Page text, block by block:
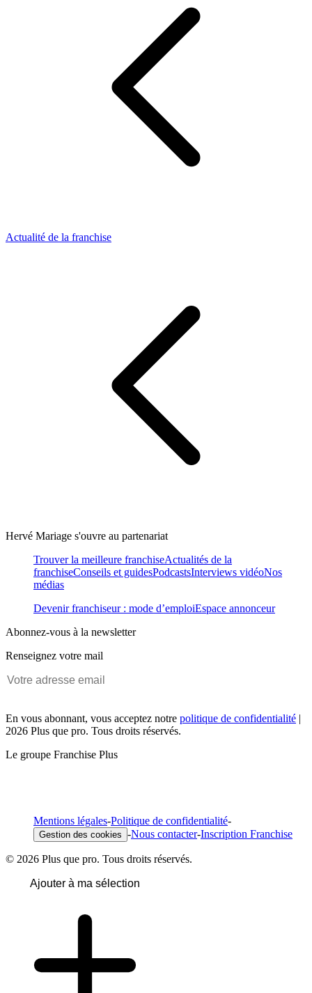
Actualité de la franchise
Hervé Mariage s'ouvre au partenariat
Trouver la meilleure franchiseActualités de la
franchiseConseils et guidesPodcastsInterviews vidéoNos
médias
Devenir franchiseur : mode d’emploiEspace annonceur
Abonnez-vous à la newsletter
Renseignez votre mail
En vous abonnant, vous acceptez notre politique de confidentialité |
2026 Plus que pro. Tous droits réservés.
Le groupe Franchise Plus
Mentions légales-Politique de confidentialité-
Gestion des cookies -Nous contacter-Inscription Franchise
© 2026 Plus que pro. Tous droits réservés.
Ajouter à ma sélection